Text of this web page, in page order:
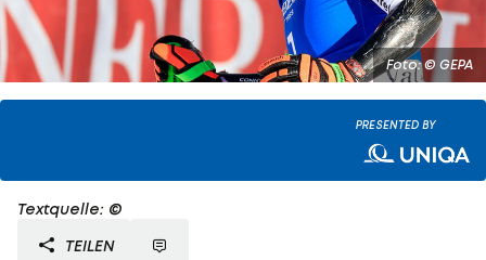
Foto: © GEPA
PRESENTED BY
Textquelle: ©
TEILEN